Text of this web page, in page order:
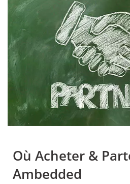
Où Acheter &
Ambedded